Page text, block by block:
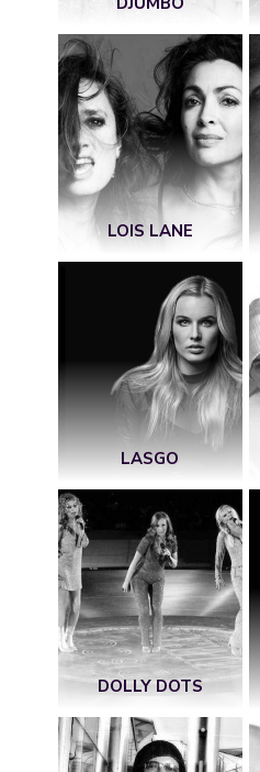
LOIS LANE
LASGO
DOLLY DOTS